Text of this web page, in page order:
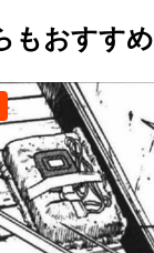
もおすすめ